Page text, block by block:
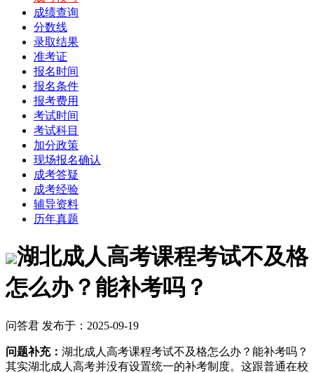
成绩查询
分数线
录取结果
准考证
报名时间
报名条件
报考费用
考试时间
考试科目
加分政策
现场报名确认
成考答疑
成考经验
辅导资料
历年真题
湖北成人高考课程考试不及格
怎么办？能补考吗？
问答君 发布于：2025-09-19
问题补充： 湖北成人高考课程考试不及格怎么办？能补考吗？
其实湖北成人高考并没有设置统一的补考制度。这跟普通在校